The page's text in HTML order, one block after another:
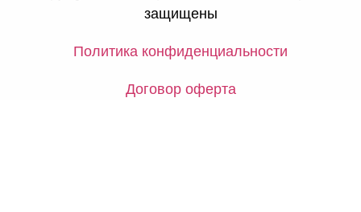
защищены
Политика конфиденциальности
Договор оферта